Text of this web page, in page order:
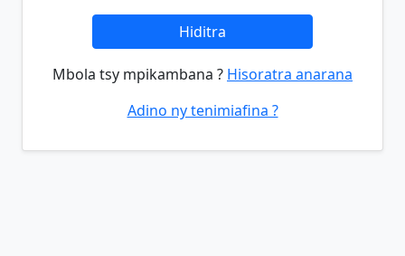
Hiditra
Mbola tsy mpikambana ? Hisoratra anarana
Adino ny tenimiafina ?